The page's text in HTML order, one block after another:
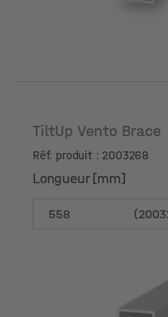
TiltUp Vento Brace
Réf. produit : 2003268
Longueur [mm]